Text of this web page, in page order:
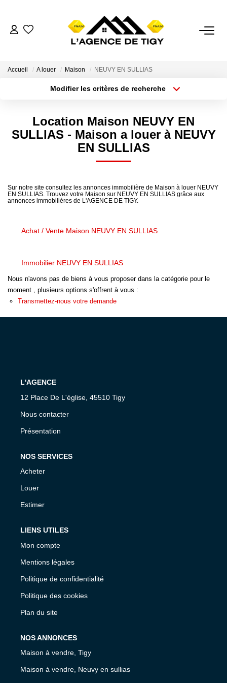
NOTRE AGENCE
Nous Contacter
Accueil A louer Maison NEUVY EN SULLIAS
Modifier les critères de recherche
Plus de critères Créer une alerte
Location Maison NEUVY EN
SULLIAS - Maison a louer à NEUVY
EN SULLIAS
Sur notre site consultez les annonces immobilière de Maison à louer NEUVY
EN SULLIAS. Trouvez votre Maison sur NEUVY EN SULLIAS grâce aux
annonces immobilières de L'AGENCE DE TIGY.
Achat / Vente Maison NEUVY EN SULLIAS
Immobilier NEUVY EN SULLIAS
Nous n'avons pas de biens à vous proposer dans la catégorie pour le
moment , plusieurs options s'offrent à vous :
Transmettez-nous votre demande
L'AGENCE
12 Place De L'église, 45510 Tigy
Nous contacter
Présentation
NOS SERVICES
Acheter
Louer
Estimer
LIENS UTILES
Mon compte
Mentions légales
Politique de confidentialité
Politique des cookies
Plan du site
NOS ANNONCES
Maison à vendre, Tigy
Maison à vendre, Neuvy en sullias